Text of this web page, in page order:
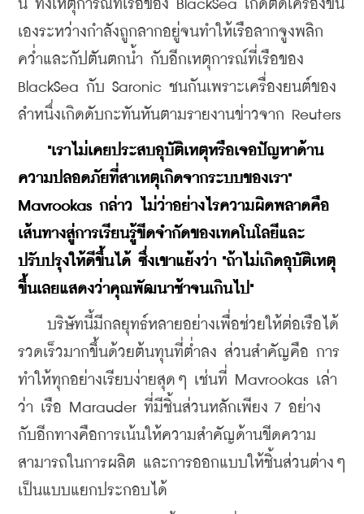
นี้ ทั้งเหตุการณ์ที่เรือของ BlackSea เกิดติดเครื่องขึ้น
เองระหว่างกำลังถูกลากอยู่จนทำให้เรือลากจูงพลิก
คว่ำและกัปตันตกน้ำ กับอีกเหตุการณ์ที่เรือของ
BlackSea กับ Saronic ชนกันเพราะเครื่องยนต์ของ
ลำหนึ่งเกิดดับกะทันหันตามรายงานข่าวจาก Reuters
"เราไม่เคยประสบอุบัติเหตุหรือเจอปัญหาด้าน
ความปลอดภัยที่สาเหตุเกิดจากระบบของเรา"
Mavrookas กล่าว ไม่ว่าอย่างไรความผิดพลาดคือ
เส้นทางสู่การเรียนรู้ขีดจำกัดของเทคโนโลยีและ
ปรับปรุงให้ดีขึ้นได้ ซึ่งเขาแย้งว่า "ถ้าไม่เกิดอุบัติเหตุ
ขึ้นเลยแสดงว่าคุณพัฒนาช้าจนเกินไป"
บริษัทนี้มีกลยุทธ์หลายอย่างเพื่อช่วยให้ต่อเรือได้
รวดเร็วมากขึ้นด้วยต้นทุนที่ต่ำลง ส่วนสำคัญคือ การ
ทำให้ทุกอย่างเรียบง่ายสุดๆ เช่นที่ Mavrookas เล่า
ว่า เรือ Marauder ที่มีชิ้นส่วนหลักเพียง 7 อย่าง
กับอีกทางคือการเน้นให้ความสำคัญด้านขีดความ
สามารถในการผลิต และการออกแบบให้ชิ้นส่วนต่างๆ
เป็นแบบแยกประกอบได้